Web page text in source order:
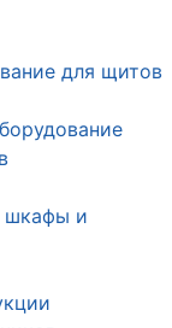
для щитов
шкафы и